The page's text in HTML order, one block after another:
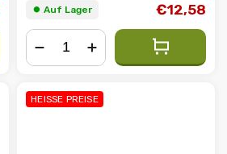
⏺︎ Auf Lager €12,58
HEISSE PREISE